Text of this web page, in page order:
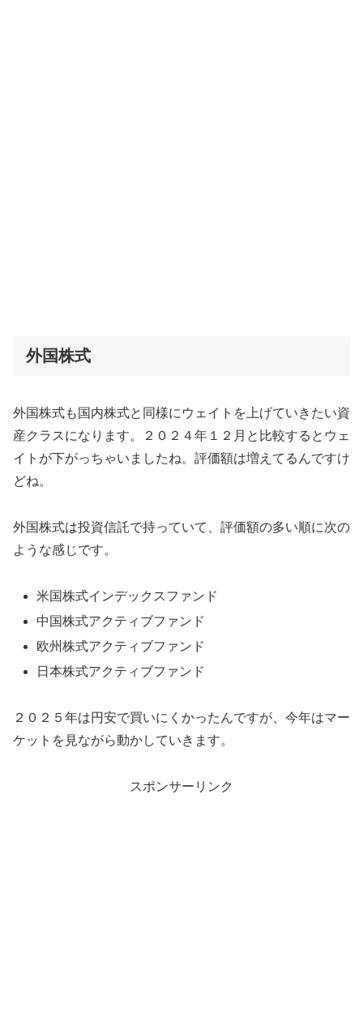
外国株式
外国株式も国内株式と同様にウェイトを上げていきたい資
産クラスになります。２０２４年１２月と比較するとウェ
イトが下がっちゃいましたね。評価額は増えてるんですけ
どね。
外国株式は投資信託で持っていて、評価額の多い順に次の
ような感じです。
米国株式インデックスファンド
中国株式アクティブファンド
欧州株式アクティブファンド
日本株式アクティブファンド
２０２５年は円安で買いにくかったんですが、今年はマー
ケットを見ながら動かしていきます。
スポンサーリンク